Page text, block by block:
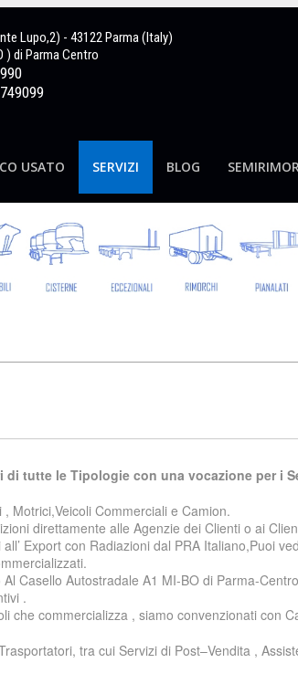
Lupo,2) - 43122 Parma (Italy)
di Parma Centro
USATO SERVIZI BLOG
tutte le Tipologie con una vocazione per i
Motrici,Veicoli Commerciali e Camion.
direttamente alle Agenzie dei Clienti o ai
Export con Radiazioni dal PRA Italiano,Puoi
Autostradale A1 MI-BO di Parma-
.
commercializza , siamo convenzionati con
tra cui Servizi di Post–Vendita ,